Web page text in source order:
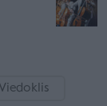
Viedoklis